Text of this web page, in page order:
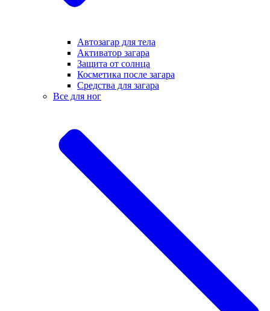
Автозагар для тела
Активатор загара
Защита от солнца
Косметика после загара
Средства для загара
Все для ног